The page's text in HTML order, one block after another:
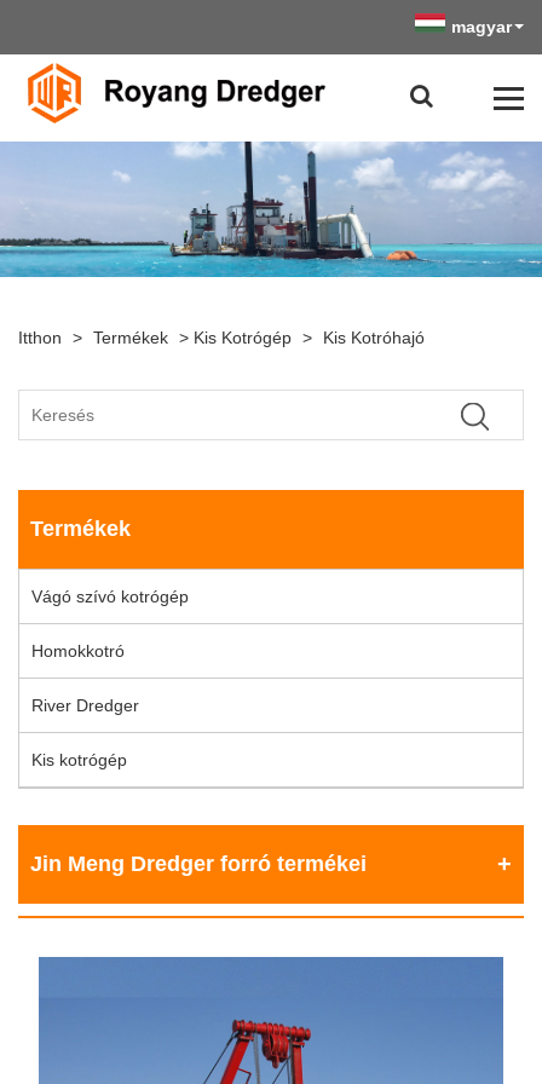
magyar
Itthon > Termékek > Kis Kotrógép > Kis Kotróhajó
Termékek
Vágó szívó kotrógép
Homokkotró
River Dredger
Kis kotrógép
Jin Meng Dredger forró termékei